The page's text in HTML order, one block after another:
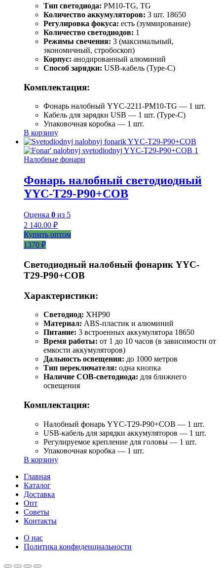
Тип светодиода: PM10-TG, TG
Количество аккумуляторов: 3 шт. 18650
Регулировка фокуса: есть (зуммирование)
Количество светодиодов: 1
Режимы свечения: 3 (максимальный,
экономичный, стробоскоп)
Корпус: анодированный алюминий
Способ зарядки: USB-кабель (Type-C)
Комплектация:
Фонарь налобный YYC-2211-PM10-TG — 1 шт.
Кабель для зарядки USB — 1 шт. (Type-C)
Упаковочная коробка — 1 шт.
В корзину
Налобные фонари
Фонарь налобный светодиодный
YYC-T29-P90+COB
Оценка 0 из 5
2 140.00 ₽
Купить оптом
1370 ₽
Светодиодный налобный фонарик YYC-
T29-P90+COB
Характеристики:
Светодиод: XHP90
Материал: ABS-пластик и алюминий
Питание: 3 встроенных аккумулятора 18650
Время работы: от 1 до 10 часов (в зависимости от
емкости аккумуляторов)
Дальность освещения: до 1000 метров
Тип переключателя: одна кнопка
Наличие COB-светодиода: для ближнего
освещения
Комплектация:
Налобный фонарь YYC-T29-P90+COB — 1 шт.
USB-кабель для зарядки аккумуляторов — 1 шт.
Регулируемое крепление для головы — 1 шт.
Упаковочная коробка — 1 шт.
В корзину
Главная
Каталог
Доставка
Опт
Советы
Контакты
О нас
Политика конфиденциальности